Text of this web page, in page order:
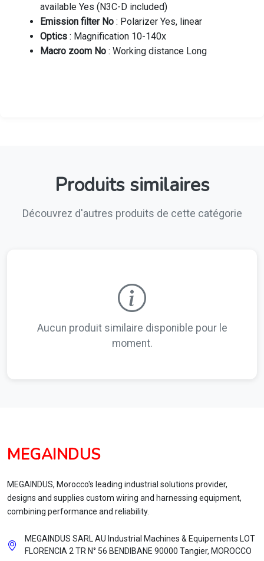
available Yes (N3C-D included)
Emission filter No : Polarizer Yes, linear
Optics : Magnification 10-140x
Macro zoom No : Working distance Long
Produits similaires
Découvrez d'autres produits de cette catégorie
Aucun produit similaire disponible pour le
moment.
MEGAINDUS
MEGAINDUS, Morocco's leading industrial solutions provider,
designs and supplies custom wiring and harnessing equipment,
combining performance and reliability.
MEGAINDUS SARL AU Industrial Machines & Equipements LOT
FLORENCIA 2 TR N° 56 BENDIBANE 90000 Tangier, MOROCCO